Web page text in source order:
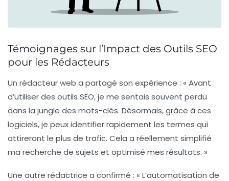
Témoignages sur l’Impact des Outils SEO
pour les Rédacteurs
Un rédacteur web a partagé son expérience : « Avant
d’utiliser des outils SEO, je me sentais souvent perdu
dans la jungle des mots-clés. Désormais, grâce à ces
logiciels, je peux identifier rapidement les termes qui
attireront le plus de trafic. Cela a réellement simplifié
ma recherche de sujets et optimisé mes résultats. »
Une autre rédactrice a confirmé : « L’automatisation de